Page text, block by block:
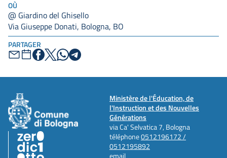
OÙ
@ Giardino del Ghisello
Via Giuseppe Donati, Bologna, BO
PARTAGER
Ministère de l'Éducation, de
l'Instruction et des Nouvelles
Générations
via Ca' Selvatica 7, Bologna
téléphone0512196172 /
0512195892
email